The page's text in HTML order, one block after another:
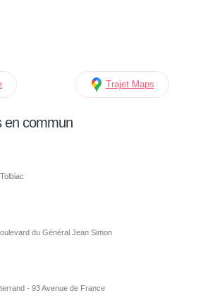
Trajet Maps
en commun
du Général Jean Simon
- 93 Avenue de France